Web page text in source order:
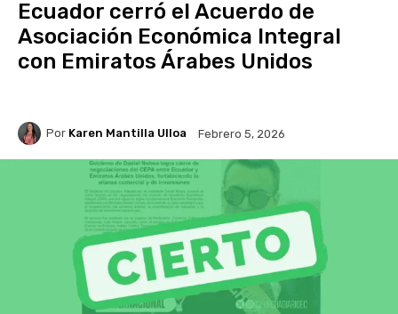
Ecuador cerró el Acuerdo de
Asociación Económica Integral
con Emiratos Árabes Unidos
Por Karen Mantilla Ulloa Febrero 5, 2026